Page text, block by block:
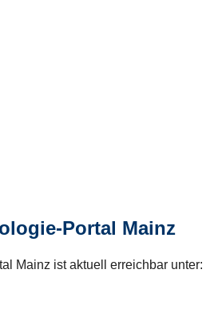
Portal Mainz
Mainz ist aktuell erreichbar unter: